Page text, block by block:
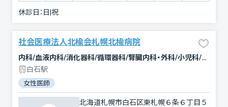
休診日： 日|祝
社会医療法人北楡会札幌北楡病院
内科/血液内科/消化器科/循環器科/腎臓内科・外科/小児科/糖尿病内科/外科/泌尿器科/整形外科/麻酔科/歯科/放射線科/肛門科
白石駅
女性医師
北海道札幌市白石区東札幌６条６丁目５